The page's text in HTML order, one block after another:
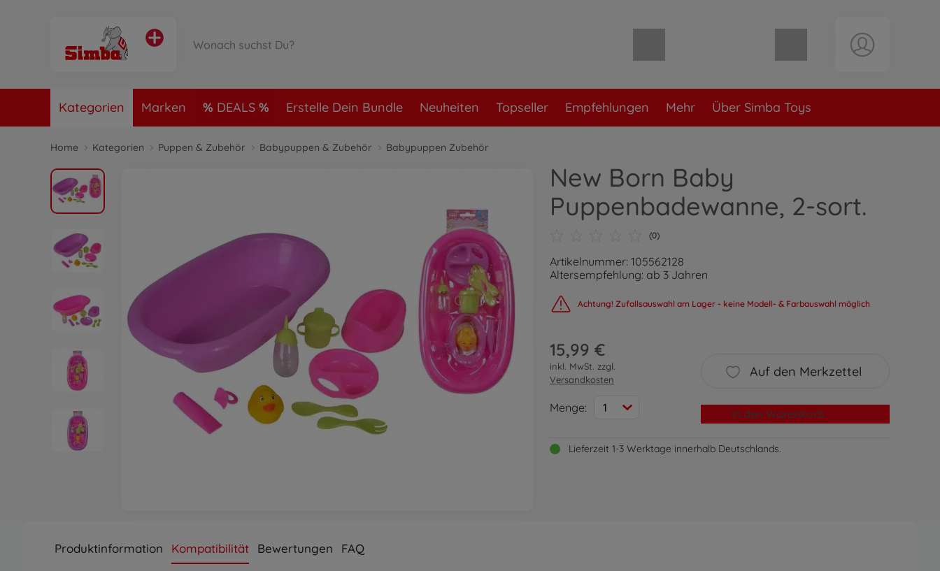
Warenkorb leer
Kategorien Marken DEALS Erstelle Dein Bundle Neuheiten Topseller Empfehlungen Mehr Über Simba Toys
Home Kategorien Puppen & Zubehör Babypuppen & Zubehör Babypuppen Zubehör
New Born Baby
Puppenbadewanne, 2-sort.
(0)
Artikelnummer: 105562128
Altersempfehlung: ab 3 Jahren
Achtung! Zufallsauswahl am Lager - keine Modell- & Farbauswahl möglich
15,99 €
inkl. MwSt. zzgl.
Versandkosten
Menge: 1
Auf den Merkzettel
In den Warenkorb
Lieferzeit 1-3 Werktage innerhalb Deutschlands.
Produktinformation Kompatibilität Bewertungen FAQ